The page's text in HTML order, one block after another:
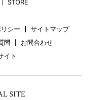
STORE
シー
サイトマップ
問
お問合わせ
イト
SITE